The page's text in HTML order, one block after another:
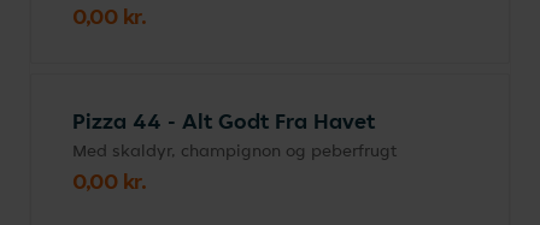
0,00 kr.
Pizza 44 - Alt Godt Fra Havet
Med skaldyr, champignon og peberfrugt
0,00 kr.